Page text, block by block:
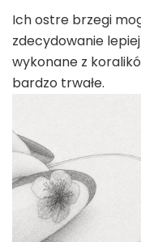
Ich ostre brzegi
zdecydowanie
wykonane z
bardzo trwałe.